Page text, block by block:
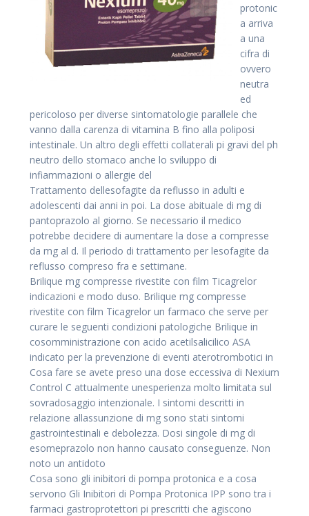
protonic
a arriva
a una
cifra di
ovvero
neutra
ed
pericoloso per diverse sintomatologie parallele che
vanno dalla carenza di vitamina B fino alla poliposi
intestinale. Un altro degli effetti collaterali pi gravi del ph
neutro dello stomaco anche lo sviluppo di
infiammazioni o allergie del
Trattamento dellesofagite da reflusso in adulti e
adolescenti dai anni in poi. La dose abituale di mg di
pantoprazolo al giorno. Se necessario il medico
potrebbe decidere di aumentare la dose a compresse
da mg al d. Il periodo di trattamento per lesofagite da
reflusso compreso fra e settimane.
Brilique mg compresse rivestite con film Ticagrelor
indicazioni e modo duso. Brilique mg compresse
rivestite con film Ticagrelor un farmaco che serve per
curare le seguenti condizioni patologiche Brilique in
cosomministrazione con acido acetilsalicilico ASA
indicato per la prevenzione di eventi aterotrombotici in
Cosa fare se avete preso una dose eccessiva di Nexium
Control C attualmente unesperienza molto limitata sul
sovradosaggio intenzionale. I sintomi descritti in
relazione allassunzione di mg sono stati sintomi
gastrointestinali e debolezza. Dosi singole di mg di
esomeprazolo non hanno causato conseguenze. Non
noto un antidoto
Cosa sono gli inibitori di pompa protonica e a cosa
servono Gli Inibitori di Pompa Protonica IPP sono tra i
farmaci gastroprotettori pi prescritti che agiscono